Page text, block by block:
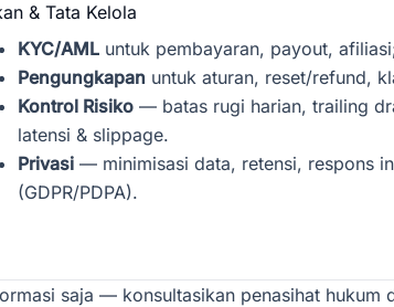
& Tata Kelola
KYC/AML untuk pembayaran, payout,
Pengungkapan untuk aturan, reset/refund,
Kontrol Risiko — batas rugi harian, trailing
latensi & slippage.
Privasi — minimisasi data, retensi, respons
(GDPR/PDPA).
saja — konsultasikan penasihat hukum